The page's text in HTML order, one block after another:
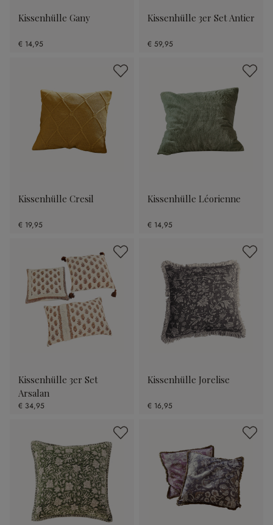
Kissenhülle Gany
€ 14,95
Kissenhülle 3er Set Antier
€ 59,95
Kissenhülle Cresil
€ 19,95
Kissenhülle Léorienne
€ 14,95
Kissenhülle 3er Set
Arsalan
€ 34,95
Kissenhülle Jorelise
€ 16,95